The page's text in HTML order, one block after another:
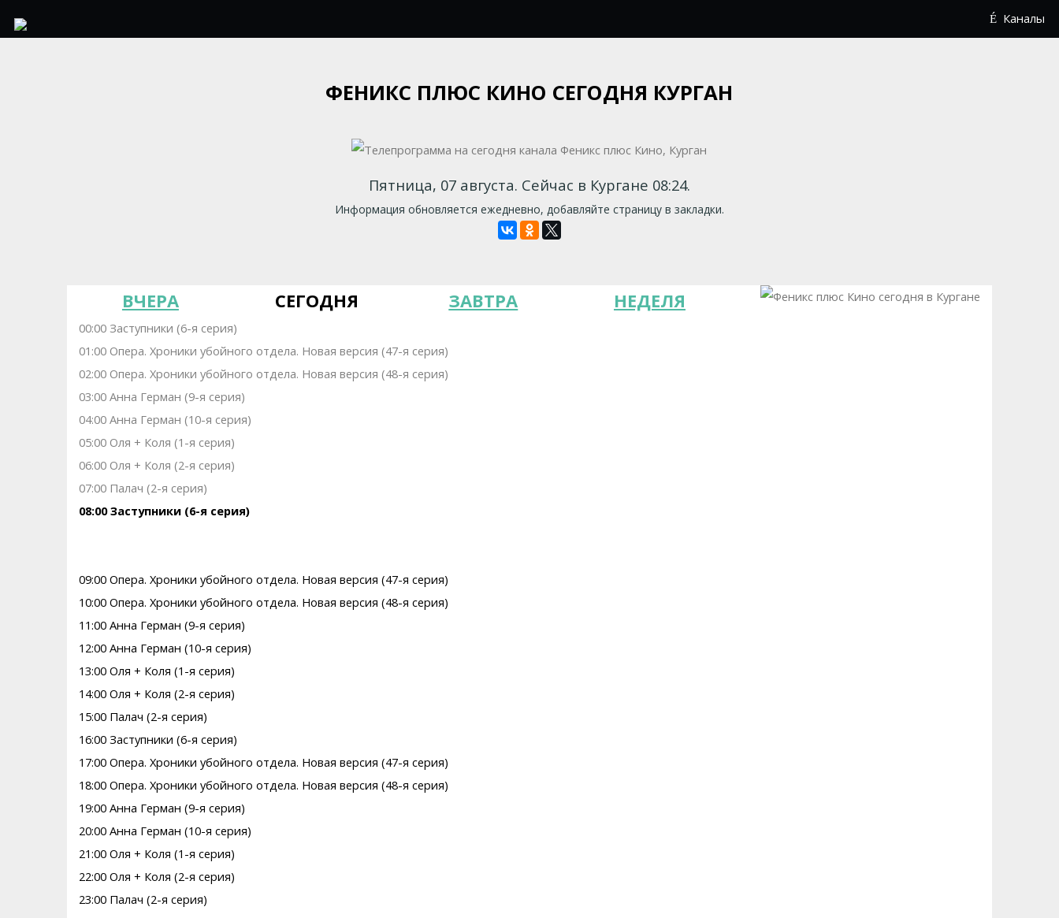
Каналы
ФЕНИКС ПЛЮС КИНО СЕГОДНЯ КУРГАН
Пятница, 07 августа. Сейчас в Кургане 08:24.
Информация обновляется ежедневно, добавляйте страницу в закладки.
ВЧЕРА СЕГОДНЯ ЗАВТРА НЕДЕЛЯ
00:00 Заступники (6-я серия)
01:00 Опера. Хроники убойного отдела. Новая версия (47-я серия)
02:00 Опера. Хроники убойного отдела. Новая версия (48-я серия)
03:00 Анна Герман (9-я серия)
04:00 Анна Герман (10-я серия)
05:00 Оля + Коля (1-я серия)
06:00 Оля + Коля (2-я серия)
07:00 Палач (2-я серия)
08:00 Заступники (6-я серия)
09:00 Опера. Хроники убойного отдела. Новая версия (47-я серия)
10:00 Опера. Хроники убойного отдела. Новая версия (48-я серия)
11:00 Анна Герман (9-я серия)
12:00 Анна Герман (10-я серия)
13:00 Оля + Коля (1-я серия)
14:00 Оля + Коля (2-я серия)
15:00 Палач (2-я серия)
16:00 Заступники (6-я серия)
17:00 Опера. Хроники убойного отдела. Новая версия (47-я серия)
18:00 Опера. Хроники убойного отдела. Новая версия (48-я серия)
19:00 Анна Герман (9-я серия)
20:00 Анна Герман (10-я серия)
21:00 Оля + Коля (1-я серия)
22:00 Оля + Коля (2-я серия)
23:00 Палач (2-я серия)